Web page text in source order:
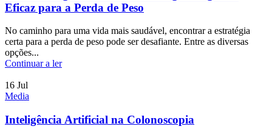
Eficaz para a Perda de Peso
No caminho para uma vida mais saudável, encontrar a estratégia
certa para a perda de peso pode ser desafiante. Entre as diversas
opções...
Continuar a ler
16 Jul
Media
Inteligência Artificial na Colonoscopia